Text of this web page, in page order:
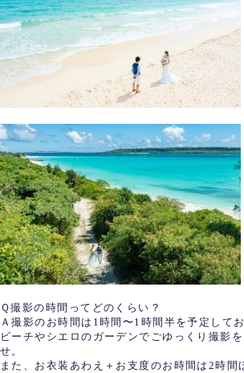
Ｑ撮影の時間ってどのくらい？
Ａ撮影のお時間は1時間〜1時間半を予定してお
ビーチやシエロのガーデンでごゆっくり撮影
せ。
また、お衣装あわえ＋お支度のお時間は2時間